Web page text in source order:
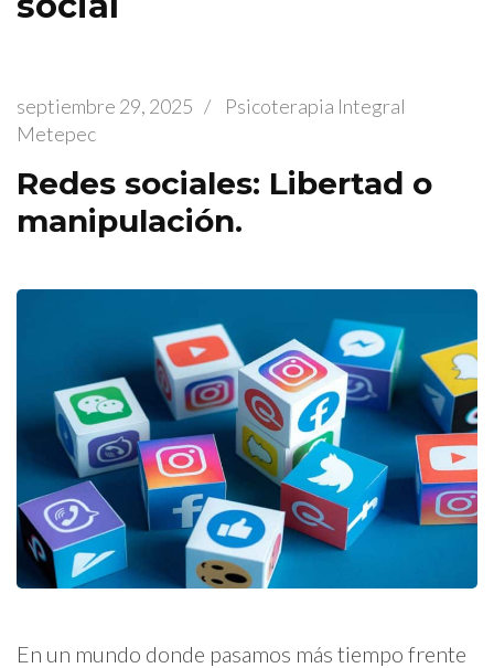
septiembre 29, 2025 /
Psicoterapia Integral
Metepec
Redes sociales: Libertad o
manipulación.
En un mundo donde pasamos más tiempo frente